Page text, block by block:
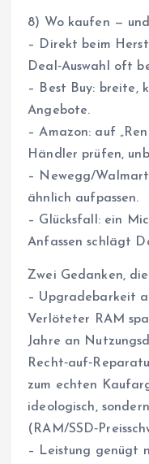
8) Wo kaufen —
– Direkt beim
Deal‑Auswahl oft
– Best Buy: breite,
Angebote.
– Amazon: auf
Händler prüfen,
– Newegg/
ähnlich aufpassen.
– Glücksfall: ein
Anfassen schlägt
Zwei Gedanken,
– Upgradebarkeit
Verlöteter RAM
Jahre an
zum echten
ideologisch,
(RAM/
– Leistung genügt